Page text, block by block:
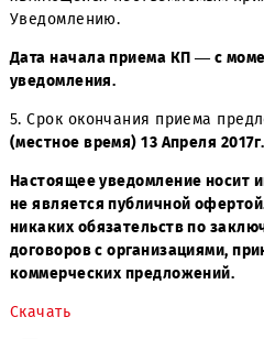
4. Подробное описание
Договора, требования к
запроса предложений
являющейся неотъемлемым
Уведомлению.
Дата начала приема КП — с
уведомления.
5. Срок окончания приема
(местное время) 13 Апреля